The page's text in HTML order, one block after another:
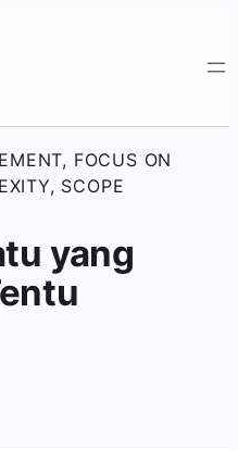
, FOCUS ON
, SCOPE
yang